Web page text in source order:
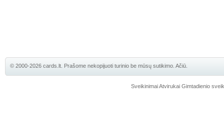
© 2000-2026 cards.lt. Prašome nekopijuoti turinio be mūsų sutikimo. Ačiū.
Sveikinimai Atvirukai Gimtadienio